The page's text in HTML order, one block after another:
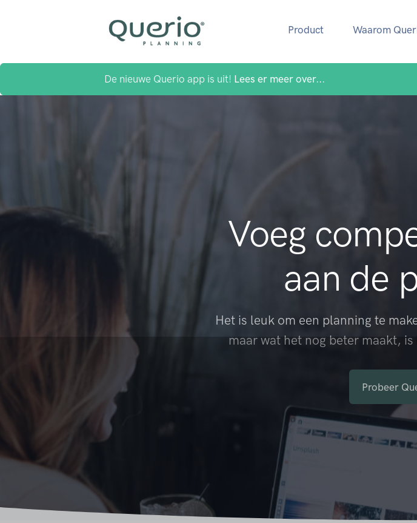
Product Waarom
De nieuwe Querio app is uit! Lees er meer over...
Voeg
aan de
Het is leuk om een planning te
maar wat het nog beter maakt,
Probeer